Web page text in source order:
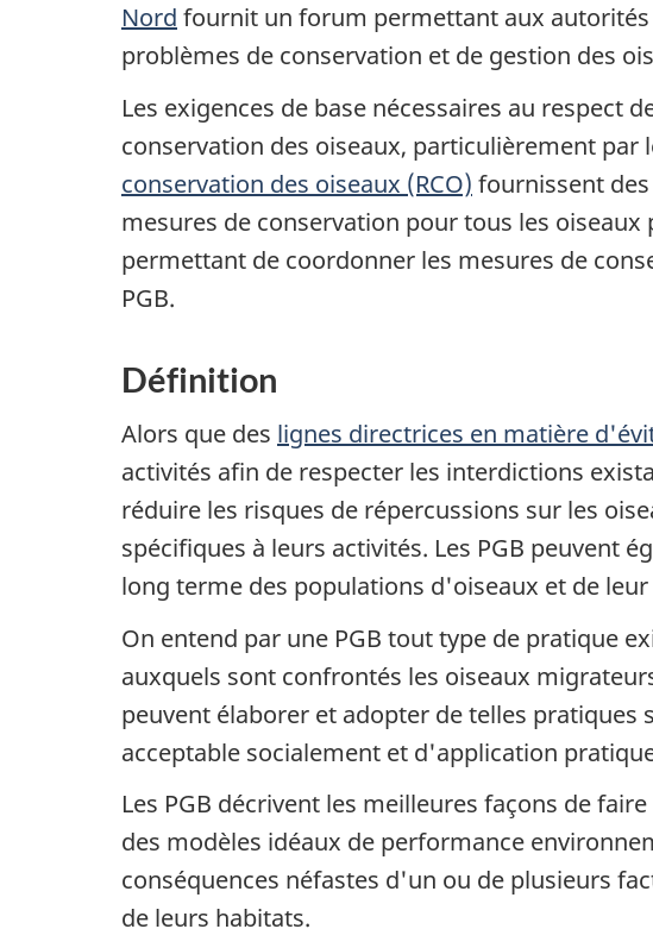
Nord fournit un forum permettant aux
problèmes de conservation et de gestion des
Les exigences de base nécessaires au respect
conservation des oiseaux, particulièrement
conservation des oiseaux (RCO) fournissent
mesures de conservation pour tous les
permettant de coordonner les mesures de
PGB.
Définition
Alors que des lignes directrices en matière
activités afin de respecter les interdictions
réduire les risques de répercussions sur les
spécifiques à leurs activités. Les PGB peuvent
long terme des populations d'oiseaux et de
On entend par une PGB tout type de pratique
auxquels sont confrontés les oiseaux
peuvent élaborer et adopter de telles
acceptable socialement et d'application
Les PGB décrivent les meilleures façons de
des modèles idéaux de performance
conséquences néfastes d'un ou de plusieurs
de leurs habitats.